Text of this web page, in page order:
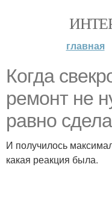
главная
Когда
ремонт не
равно
И получилось
какая реакция была.